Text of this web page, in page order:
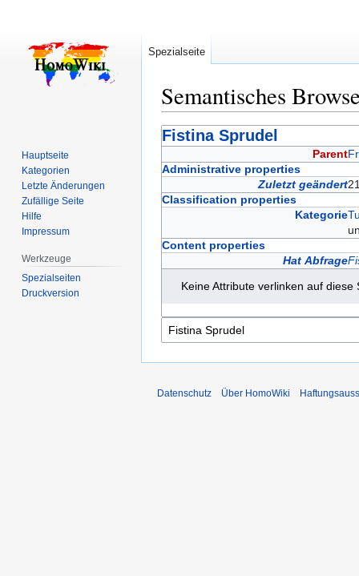
Semantisches
Zur
Navigation
springen
Zur
Suche
springen
Fistina Sprudel
Parent
Administrative properties
Zuletzt geändert
Classification properties
Kategorie
Content properties
Hat Abfrage
Keine Attribute verlinken auf diese
Spezialseite
Hauptseite
Kategorien
Letzte Änderungen
Zufällige Seite
Hilfe
Impressum
Werkzeuge
Spezialseiten
Druckversion
Datenschutz Über HomoWiki